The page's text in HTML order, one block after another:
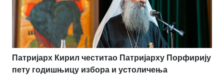
Патријарх Кирил честитао Патријарху Порфирију
пету годишњицу избора и устоличења